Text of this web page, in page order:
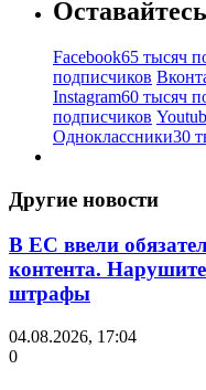
Facebook65 тысяч
подписчиков
Instagram60 тысяч
подписчиков
Одноклассники30
Другие новости
В ЕС ввели
контента.
штрафы
04.08.2026, 17:04
0